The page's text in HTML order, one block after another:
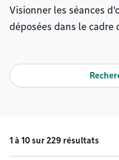
Visionner les séances
déposées dans le
1 à 10 sur 229 résultats